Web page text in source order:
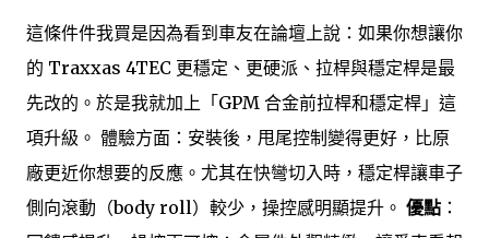
這條件件我買是因為看到車友在論壇上說：如果你想讓你
的 Traxxas 4TEC 更穩定、更硬派、拉桿與穩定桿是最
先改的。於是我就加上「GPM 合金前拉桿和穩定桿」這
項升級。 體驗方面：安裝後，甩尾控制變得更好，比原
廠更近你想要的反應。尤其在快彎切入時，穩定桿讓車子
側向滾動（body roll）較少，操控感明顯提升。 優點 ：